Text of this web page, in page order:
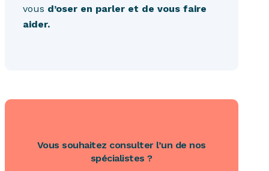
vous d’oser en parler et de vous faire
aider.
Vous souhaitez consulter l’un de nos
spécialistes ?